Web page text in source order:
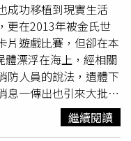
成功移植到現實生活
更在2013年被金氏世
片遊戲比賽，但卻在本
漂浮在海上，經相關
防人員的說法，遺體下
息一傳出也引來大批粉
示，「可以用死者蘇生
非常感謝他給予大家歡
繼續閱讀